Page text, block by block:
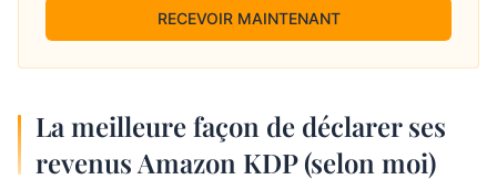
RECEVOIR MAINTENANT
La meilleure façon de déclarer ses
revenus Amazon KDP (selon moi)